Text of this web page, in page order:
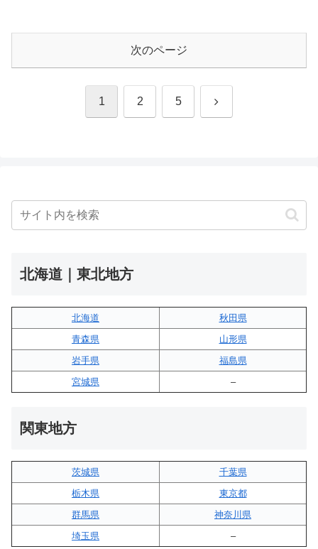
次のページ
1 2 5 次
北海道｜東北地方
北海道
秋田県
青森県
山形県
岩手県
福島県
宮城県
–
関東地方
茨城県
千葉県
栃木県
東京都
群馬県
神奈川県
埼玉県
–